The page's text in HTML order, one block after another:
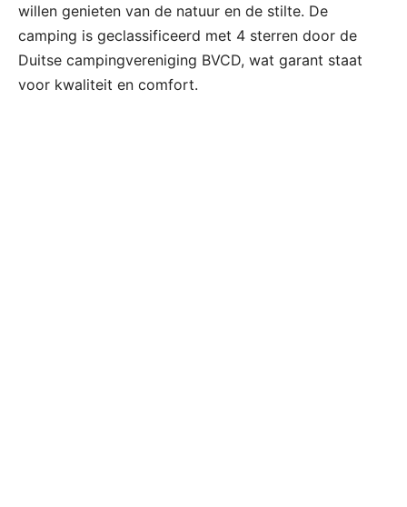
willen genieten van de natuur en de stilte. De
camping is geclassificeerd met 4 sterren door de
Duitse campingvereniging BVCD, wat garant staat
voor kwaliteit en comfort.